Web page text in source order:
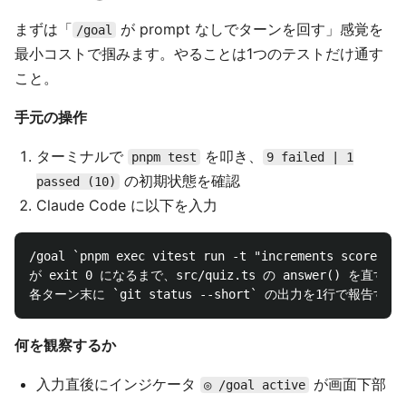
まずは「 /goal
が prompt なしでターンを回す」感覚を
最小コストで掴みます。やることは1つのテストだけ通す
こと。
手元の操作
ターミナルで pnpm test を叩き、
9 failed | 1
passed (10)
の初期状態を確認
Claude Code に以下を入力
/goal `pnpm exec vitest run -t "increments score
が exit 0 になるまで、src/quiz.ts の answer() を直す。
何を観察するか
入力直後にインジケータ ◎ /goal active
が画面下部